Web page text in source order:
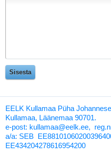
EELK Kullamaa Püha
Kullamaa, Läänemaa 90701.
e-post: kullamaa@eelk.ee,
a/a: SEB
EE434204278616954200